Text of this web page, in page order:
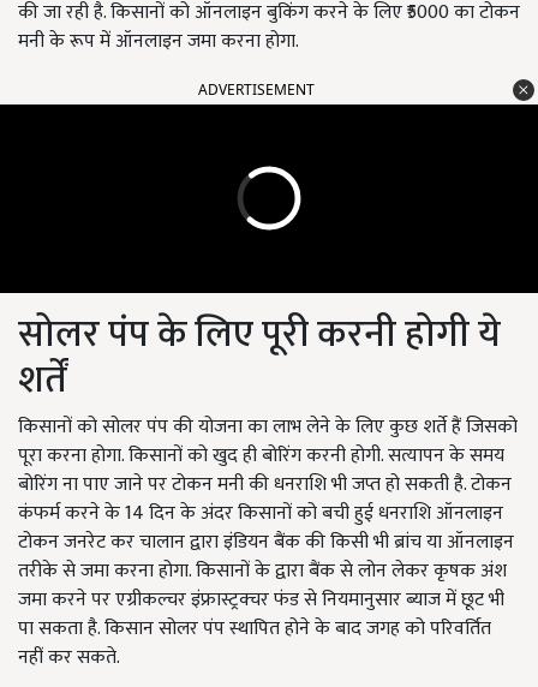
की जा रही है. किसानों को ऑनलाइन बुकिंग करने के लिए ₹5000 का टोकन
मनी के रूप में ऑनलाइन जमा करना होगा.
ADVERTISEMENT
सोलर पंप के लिए पूरी करनी होगी ये
शर्तें
किसानों को सोलर पंप की योजना का लाभ लेने के लिए कुछ शर्ते हैं जिसको
पूरा करना होगा. किसानों को खुद ही बोरिंग करनी होगी. सत्यापन के समय
बोरिंग ना पाए जाने पर टोकन मनी की धनराशि भी जप्त हो सकती है. टोकन
कंफर्म करने के 14 दिन के अंदर किसानों को बची हुई धनराशि ऑनलाइन
टोकन जनरेट कर चालान द्वारा इंडियन बैंक की किसी भी ब्रांच या ऑनलाइन
तरीके से जमा करना होगा. किसानों के द्वारा बैंक से लोन लेकर कृषक अंश
जमा करने पर एग्रीकल्चर इंफ्रास्ट्रक्चर फंड से नियमानुसार ब्याज में छूट भी
पा सकता है. किसान सोलर पंप स्थापित होने के बाद जगह को परिवर्तित
नहीं कर सकते.